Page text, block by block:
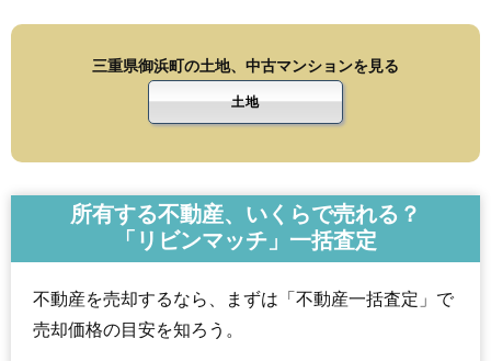
三重県御浜町の土地、中古マンションを見る
土地
所有する不動産、いくらで売れる？
「リビンマッチ」一括査定
不動産を売却するなら、まずは「不動産一括査定」で
売却価格の目安を知ろう。